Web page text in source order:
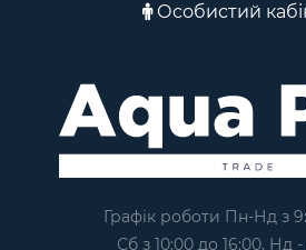
Особистий
Графік роботи Пн-Нд з
Сб з 10:00 до 16:00, Нд